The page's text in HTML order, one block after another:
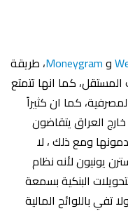
وMoneygram، طريقة
كما انها تتمتع
كما ان كثيراً
العراق يتقاضون
ومع ذلك ، لا
يونيون لأنه نظام
البنكية بسمعة
باللوائح المالية